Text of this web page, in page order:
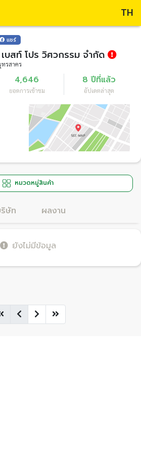
TH
แชร์
บสท์ โปร วิศวกรรม จำกัด
รสาคร
4,646
ยอดการเข้าชม
8 ปีที่แล้ว
อัปเดตล่าสุด
หมวดหมู่สินค้า
ษัท ผลงาน
ยังไม่มีข้อมูล